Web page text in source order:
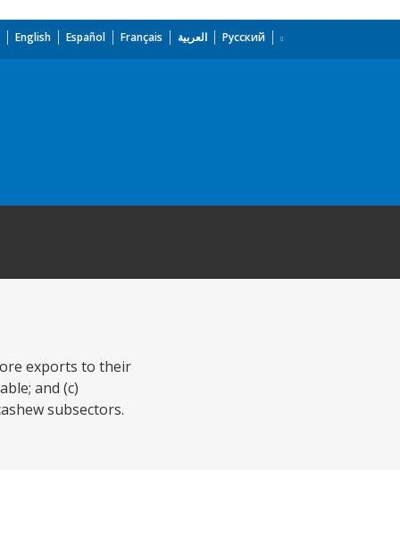
English Español Français العربية Русский
exports to their
and (c)
subsectors.